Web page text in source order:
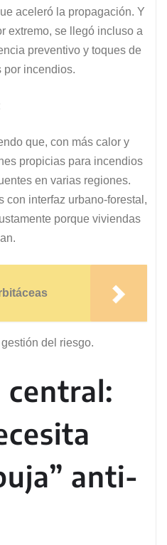
aceleró la propagación. Y
extremo, se llegó incluso a
preventivo y toques de
por incendios.
que, con más calor y
propicias para incendios
en varias regiones.
con interfaz urbano-forestal,
porque viviendas
del riesgo.
central:
anti-